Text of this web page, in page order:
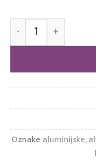
Ljepljeni tegovi
Oznakealuminijske,